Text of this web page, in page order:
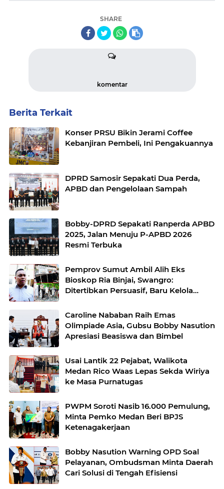
SHARE
komentar
Berita Terkait
Konser PRSU Bikin Jerami Coffee
Kebanjiran Pembeli, Ini Pengakuannya
DPRD Samosir Sepakati Dua Perda,
APBD dan Pengelolaan Sampah
Bobby-DPRD Sepakati Ranperda APBD
2025, Jalan Menuju P-APBD 2026
Resmi Terbuka
Pemprov Sumut Ambil Alih Eks
Bioskop Ria Binjai, Swangro:
Ditertibkan Persuasif, Baru Kelola
Caroline Nababan Raih Emas
Olimpiade Asia, Gubsu Bobby Nasution
Apresiasi Beasiswa dan Bimbel
Usai Lantik 22 Pejabat, Walikota
Medan Rico Waas Lepas Sekda Wiriya
ke Masa Purnatugas
PWPM Soroti Nasib 16.000 Pemulung,
Minta Pemko Medan Beri BPJS
Ketenagakerjaan
Bobby Nasution Warning OPD Soal
Pelayanan, Ombudsman Minta Daerah
Cari Solusi di Tengah Efisiensi